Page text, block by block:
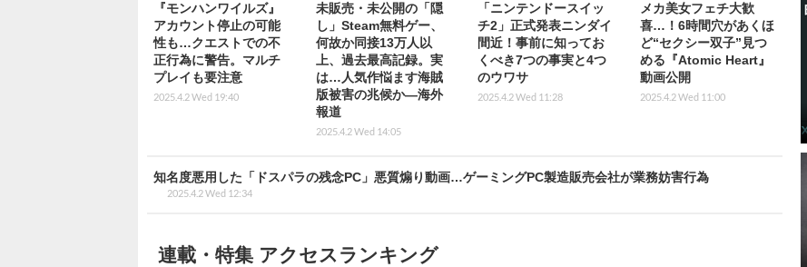
『モンハンワイルズ』
アカウント停止の可能
性も…クエストでの不
正行為に警告。マルチ
プレイも要注意
2025.4.2 Wed 19:40
未販売・未公開の「隠
し」Steam無料ゲー、
何故か同接13万人以
上、過去最高記録。実
は…人気作悩ます海賊
版被害の兆候か―海外
報道
2025.4.2 Wed 14:05
「ニンテンドースイッ
チ2」正式発表ニンダイ
間近！事前に知ってお
くべき7つの事実と4つ
のウワサ
2025.4.2 Wed 11:28
メカ美女フェチ大歓
喜…！6時間穴があくほ
ど“セクシー双子”見つ
める『Atomic Heart』
動画公開
2025.4.2 Wed 11:00
知名度悪用した「ドスパラの残念PC」悪質煽り動画…ゲーミングPC製造販売会社が業務妨害行為
2025.4.2 Wed 12:34
連載・特集 アクセスランキング